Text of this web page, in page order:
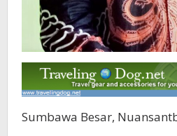
Sumbawa Besar,